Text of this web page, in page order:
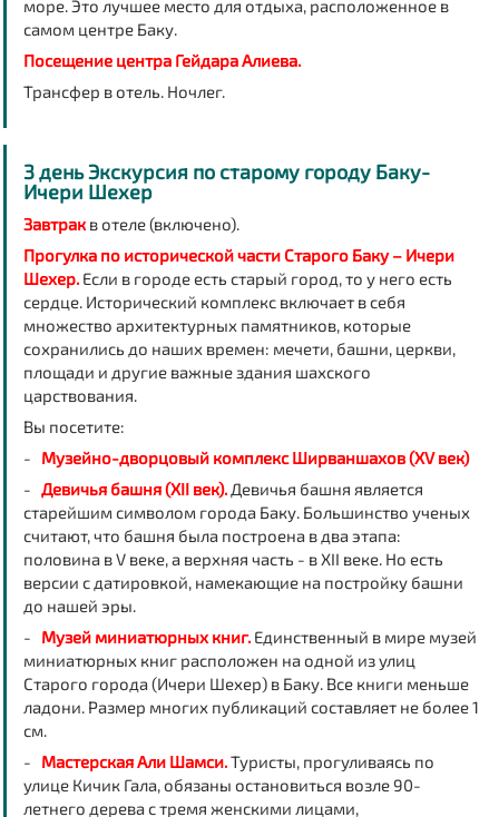
море. Это лучшее место для отдыха, расположенное в
самом центре Баку.
Посещение центра Гейдара Алиева.
Трансфер в отель. Ночлег.
3 день Экскурсия по старому городу Баку-
Ичери Шехер
Завтракв отеле (включено).
Прогулка по исторической части Старого Баку – Ичери
Шехер. Если в городе есть старый город, то у него есть
сердце. Исторический комплекс включает в себя
множество архитектурных памятников, которые
сохранились до наших времен: мечети, башни, церкви,
площади и другие важные здания шахского
царствования.
Вы посетите:
- Музейно-дворцовый комплекс Ширваншахов (XV век)
- Девичья башня (XII век).Девичья башня является
старейшим символом города Баку. Большинство ученых
считают, что башня была построена в два этапа:
половина в V веке, а верхняя часть - в XII веке. Но есть
версии с датировкой, намекающие на постройку башни
до нашей эры.
-
Музей миниатюрных книг.Единственный в мире музей
миниатюрных книг расположен на одной из улиц
Старого города (Ичери Шехер) в Баку. Все книги меньше
ладони. Размер многих публикаций составляет не более 1
см.
- Мастерская Али Шамси.Туристы, прогуливаясь по
улице Кичик Гала, обязаны остановиться возле 90-
летнего дерева с тремя женскими лицами,